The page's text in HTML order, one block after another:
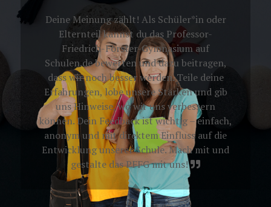
Deine Meinung zählt! Als Schüler*in oder
Elternteil kannst du das Professor-
Friedrich-Förster-Gymnasium auf
Schulen.de bewerten und dazu beitragen,
dass wir noch besser werden. Teile deine
Erfahrungen, lobe unsere Stärken und gib
uns Hinweise, wo wir uns verbessern
können. Dein Feedback ist wichtig – einfach,
anonym und mit direktem Einfluss auf die
Entwicklung unserer Schule. Mach mit und
gestalte das PFFG mit uns!